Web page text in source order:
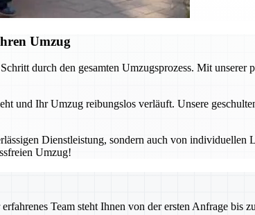
Umzug
durch den gesamten Umzugsprozess. Mit
und Ihr Umzug reibungslos verläuft. Unsere
Dienstleistung, sondern auch von individuellen
Umzug!
Team steht Ihnen von der ersten Anfrage